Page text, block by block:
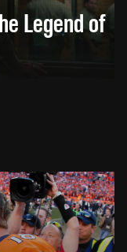
Legend of